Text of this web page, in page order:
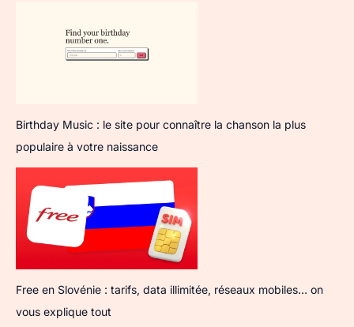
Birthday Music : le site pour connaître la chanson la plus
populaire à votre naissance
Free en Slovénie : tarifs, data illimitée, réseaux mobiles… on
vous explique tout